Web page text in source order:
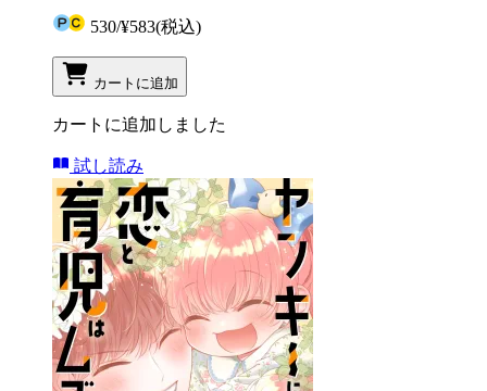
530/¥583(税込)
カートに追加
カートに追加しました
試し読み